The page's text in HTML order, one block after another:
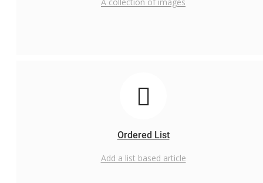
Ordered List
Add a list based article